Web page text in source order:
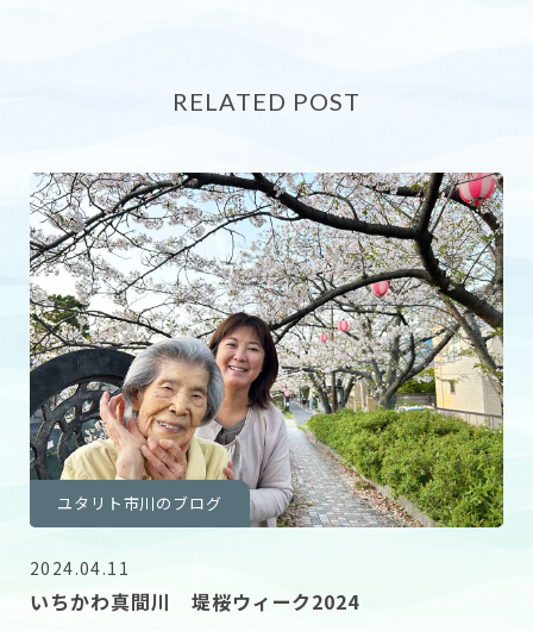
RELATED POST
ユタリト市川のブログ
2024.04.11
いちかわ真間川 堤桜ウィーク2024